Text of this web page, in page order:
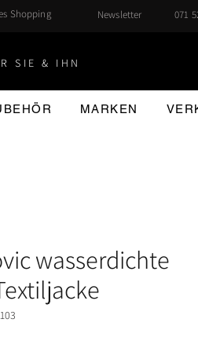
Shopping Newsletter 071
SIE & IHN
MARKEN
wasserdichte